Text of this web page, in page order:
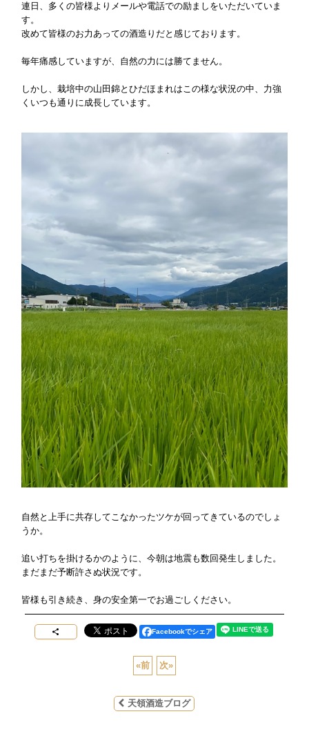
連日、多くの皆様よりメールや電話での励ましをいただいていま
す。
改めて皆様のお力あっての酒造りだと感じております。
毎年痛感していますが、自然の力には勝てません。
しかし、栽培中の山田錦とひだほまれはこの様な状況の中、力強
くいつも通りに成長しています。
自然と上手に共存してこなかったツケが回ってきているのでしょ
うか。
追い打ちを掛けるかのように、今朝は地震も数回発生しました。
まだまだ予断許さぬ状況です。
皆様も引き続き、身の安全第一でお過ごしください。
Facebookでシェア
«前 次»
天領酒造ブログ